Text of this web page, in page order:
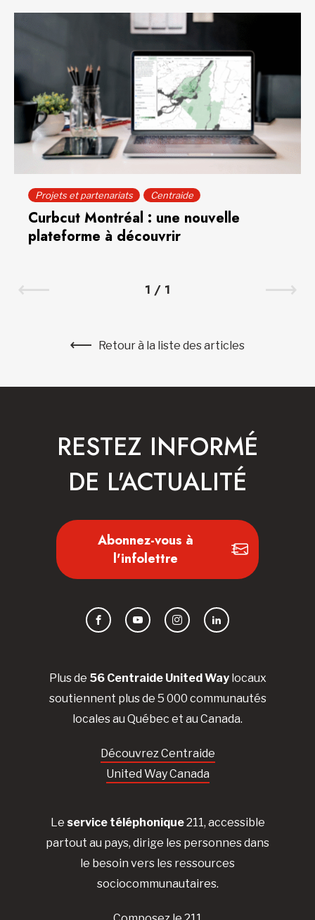
Projets et partenariats Centraide
Curbcut Montréal : une nouvelle
plateforme à découvrir
1 / 1
Retour à la liste des articles
Plus de 56 Centraide United Waylocaux
soutiennent plus de 5 000 communautés
locales au Québec et au Canada.
Découvrez Centraide
United Way Canada
Le service téléphonique211, accessible
partout au pays, dirige les personnes dans
le besoin vers les ressources
sociocommunautaires.
RESTEZ INFORMÉ
DE L'ACTUALITÉ
Abonnez-vous à
l'infolettre
FacebookYouTubeInstagramLinkedIn